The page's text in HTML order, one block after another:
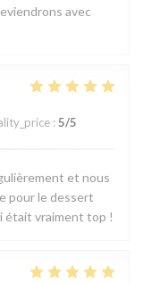
avec
: 5/5
et nous
pour le dessert
était vraiment top !